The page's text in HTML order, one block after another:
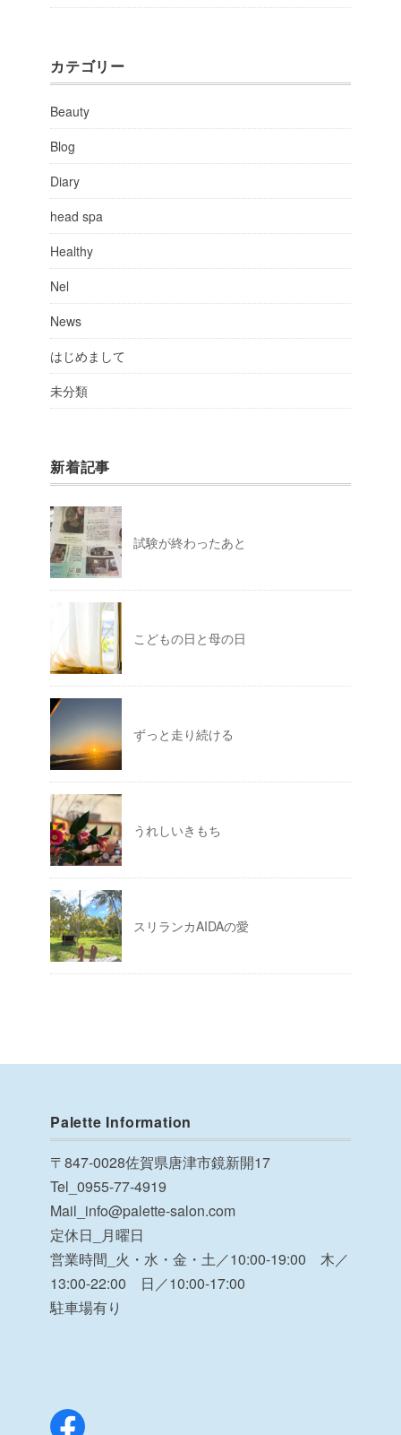
カテゴリー
Beauty
Blog
Diary
head spa
Healthy
Nel
News
はじめまして
未分類
新着記事
試験が終わったあと
こどもの日と母の日
ずっと走り続ける
うれしいきもち
スリランカAIDAの愛
Palette Information
〒847-0028佐賀県唐津市鏡新開17
Tel_0955-77-4919
Mail_info@palette-salon.com
定休日_月曜日
営業時間_火・水・金・土／10:00-19:00 木／
13:00-22:00 日／10:00-17:00
駐車場有り